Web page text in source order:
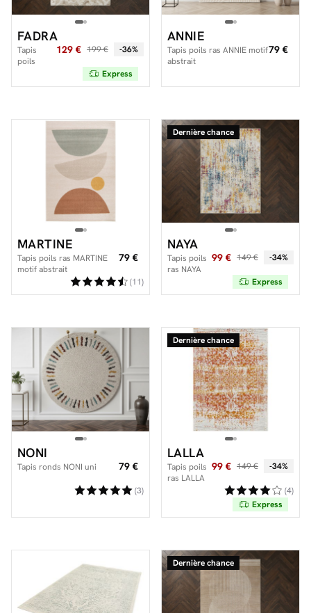
FADRA
Tapis
poils
129 € 199 € -36%
Express
ANNIE
Tapis poils ras ANNIE motif
abstrait
79 €
MARTINE
Tapis poils ras MARTINE
motif abstrait
79 €
(11)
Dernière chance
NAYA
Tapis poils
ras NAYA
99 € 149 € -34%
Express
NONI
Tapis ronds NONI uni 79 €
(3)
Dernière chance
LALLA
Tapis poils
ras LALLA
99 € 149 € -34%
(4)
Express
Dernière chance